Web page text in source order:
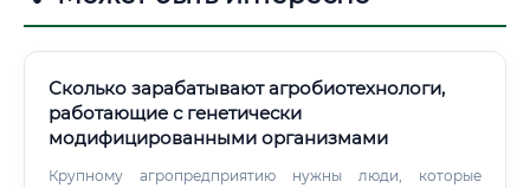
Сколько зарабатывают агробиотехнологи,
работающие с генетически
модифицированными организмами
Крупному агропредприятию нужны люди, которые